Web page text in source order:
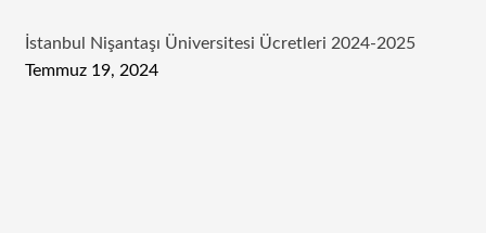
İstanbul Nişantaşı Üniversitesi Ücretleri 2024-2025
Temmuz 19, 2024